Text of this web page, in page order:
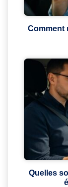
Comment
Quelles